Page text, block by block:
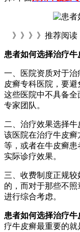
》》》》推荐阅读
患者如何选择治疗牛
一、医院资质对于
皮癣专科医院，要
这些医院中不具备
专家团队。
二、治疗效果选择
该医院在治疗牛皮癣
等，或者在牛皮癣患
实际诊疗效果。
三、收费制度正规
的，而对于那些不
进行综合考虑。
患者如何选择治疗牛
疗牛皮癣最重要的